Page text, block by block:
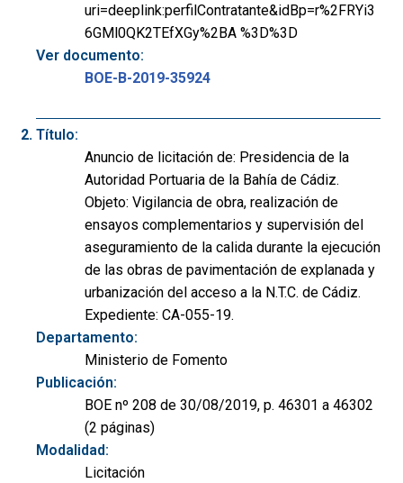
uri=deeplink:perfilContratante&idBp=r%2FRYi3
6GMl0QK2TEfXGy%2BA %3D%3D
Ver documento:
BOE-B-2019-35924
Título:
Anuncio de licitación de: Presidencia de la
Autoridad Portuaria de la Bahía de Cádiz.
Objeto: Vigilancia de obra, realización de
ensayos complementarios y supervisión del
aseguramiento de la calida durante la ejecución
de las obras de pavimentación de explanada y
urbanización del acceso a la N.T.C. de Cádiz.
Expediente: CA-055-19.
Departamento:
Ministerio de Fomento
Publicación:
BOE nº 208 de 30/08/2019, p. 46301 a 46302
(2 páginas)
Modalidad:
Licitación